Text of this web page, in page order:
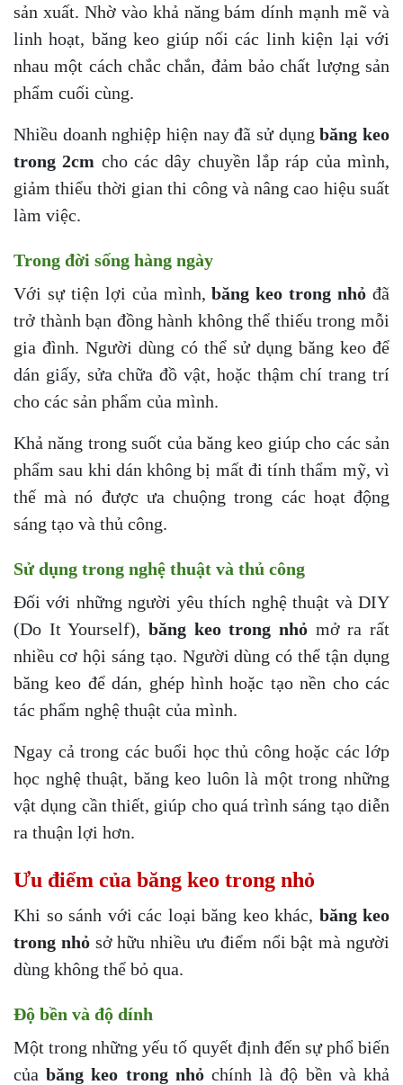
sản xuất. Nhờ vào khả năng bám dính mạnh mẽ và
linh hoạt, băng keo giúp nối các linh kiện lại với
nhau một cách chắc chắn, đảm bảo chất lượng sản
phẩm cuối cùng.
Nhiều doanh nghiệp hiện nay đã sử dụngbăng keo
trong 2cm cho các dây chuyền lắp ráp của mình,
giảm thiểu thời gian thi công và nâng cao hiệu suất
làm việc.
Trong đời sống hàng ngày
Với sự tiện lợi của mình,băng keo trong nhỏ đã
trở thành bạn đồng hành không thể thiếu trong mỗi
gia đình. Người dùng có thể sử dụng băng keo để
dán giấy, sửa chữa đồ vật, hoặc thậm chí trang trí
cho các sản phẩm của mình.
Khả năng trong suốt của băng keo giúp cho các sản
phẩm sau khi dán không bị mất đi tính thẩm mỹ, vì
thế mà nó được ưa chuộng trong các hoạt động
sáng tạo và thủ công.
Sử dụng trong nghệ thuật và thủ công
Đối với những người yêu thích nghệ thuật và DIY
(Do It Yourself), băng keo trong nhỏ mở ra rất
nhiều cơ hội sáng tạo. Người dùng có thể tận dụng
băng keo để dán, ghép hình hoặc tạo nền cho các
tác phẩm nghệ thuật của mình.
Ngay cả trong các buổi học thủ công hoặc các lớp
học nghệ thuật, băng keo luôn là một trong những
vật dụng cần thiết, giúp cho quá trình sáng tạo diễn
ra thuận lợi hơn.
Ưu điểm của băng keo trong nhỏ
Khi so sánh với các loại băng keo khác, băng keo
trong nhỏsở hữu nhiều ưu điểm nổi bật mà người
dùng không thể bỏ qua.
Độ bền và độ dính
Một trong những yếu tố quyết định đến sự phổ biến
củabăng keo trong nhỏchính là độ bền và khả